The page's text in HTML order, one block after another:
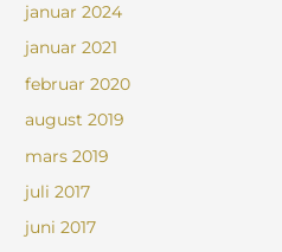
januar 2024
januar 2021
februar 2020
august 2019
mars 2019
juli 2017
juni 2017